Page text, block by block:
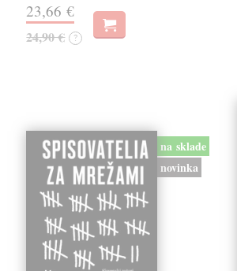
23,66 €
24,90 € ?
na sklade
novinka